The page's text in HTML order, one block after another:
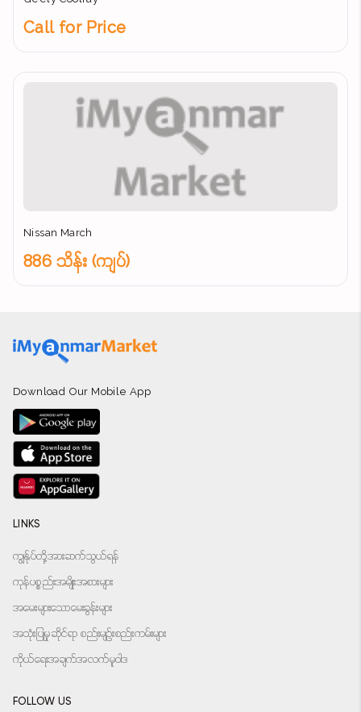
Call for Price
Nissan March
886 သိန်း (ကျပ်)
Download Our Mobile App
LINKS
ကျွန်ုပ်တို့အားဆက်သွယ်ရန်
ကုန်ပစ္စည်းအမျိုးအစားများ
အမေးများသောမေးခွန်းများ
အသုံးပြုမှုဆိုင်ရာ စည်းမျဉ်းစည်းကမ်းများ
ကိုယ်ရေးအချက်အလက်မူဝါဒ
FOLLOW US